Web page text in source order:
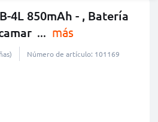
4L 850mAh - , Batería
... más
Número de artículo: 101169